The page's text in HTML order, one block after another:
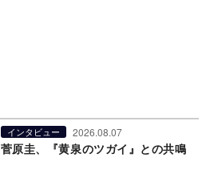
インタビュー 2026.08.07
菅原圭、『黄泉のツガイ』との共鳴